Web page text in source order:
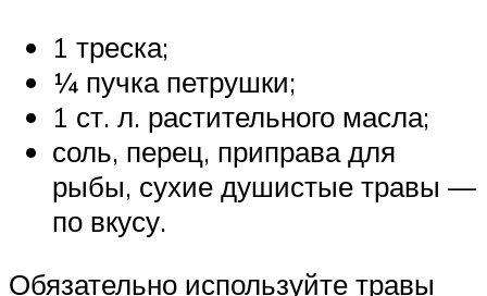
1 треска;
¼ пучка петрушки;
1 ст. л. растительного масла;
соль, перец, приправа для
рыбы, сухие душистые травы —
по вкусу.
Обязательно используйте травы